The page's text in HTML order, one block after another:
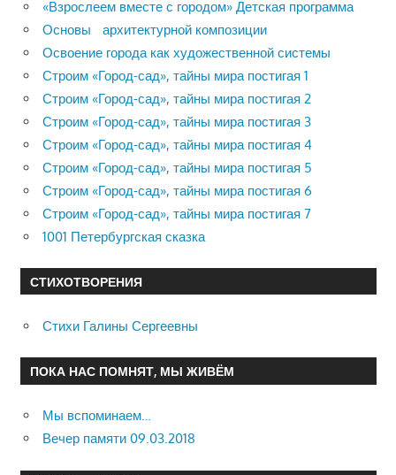
«Взрослеем вместе с городом» Детская программа
Основы архитектурной композиции
Освоение города как художественной системы
Строим «Город-сад», тайны мира постигая 1
Строим «Город-сад», тайны мира постигая 2
Строим «Город-сад», тайны мира постигая 3
Строим «Город-сад», тайны мира постигая 4
Строим «Город-сад», тайны мира постигая 5
Строим «Город-сад», тайны мира постигая 6
Строим «Город-сад», тайны мира постигая 7
1001 Петербургская сказка
СТИХОТВОРЕНИЯ
Стихи Галины Сергеевны
ПОКА НАС ПОМНЯТ, МЫ ЖИВЁМ
Мы вспоминаем…
Вечер памяти 09.03.2018